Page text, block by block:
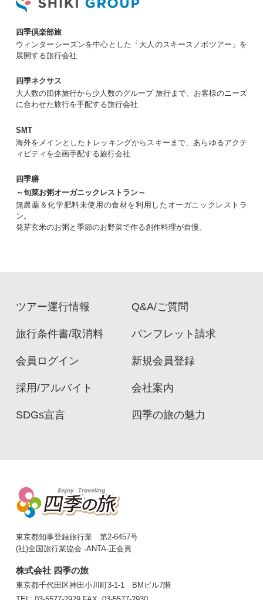
四季倶楽部旅
ウィンターシーズンを中心とした「大人のスキースノボツアー」を
展開する旅行会社
四季ネクサス
大人数の団体旅行から少人数のグループ 旅行まで、お客様のニーズ
に合わせた旅行を手配する旅行会社
SMT
海外をメインとしたトレッキングからスキーまで、あらゆるアクテ
ィビティを企画手配する旅行会社
四季膳
～旬菜お粥オーガニックレストラン～
無農薬＆化学肥料未使用の食材を利用したオーガニックレストラ
ン。
発芽玄米のお粥と季節のお野菜で作る創作料理が自慢。
ツアー運行情報 Q&A/ご質問
旅行条件書/取消料 パンフレット請求
会員ログイン 新規会員登録
採用/アルバイト 会社案内
SDGs宣言 四季の旅の魅力
東京都知事登録旅行業 第2-6457号
(社)全国旅行業協会 -ANTA-正会員
株式会社 四季の旅
東京都千代田区神田小川町3-1-1 BMビル7階